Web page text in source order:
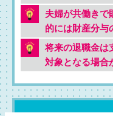
夫婦が共働きで
的には財産分与
将来の退職金は
対象となる場合